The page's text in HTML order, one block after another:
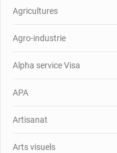
Agricultures
Agro-industrie
Alpha service Visa
APA
Artisanat
Arts visuels